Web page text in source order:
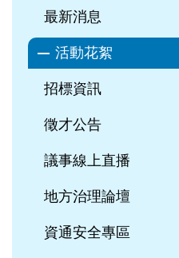
最新消息
活動花絮
招標資訊
徵才公告
議事線上直播
地方治理論壇
資通安全專區